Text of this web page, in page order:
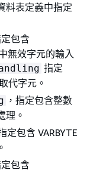
料表定義中指定
定包含
無效字元的輸入
指定
代字元。
，指定包含整數
理。
定包含 VARBYTE
定包含